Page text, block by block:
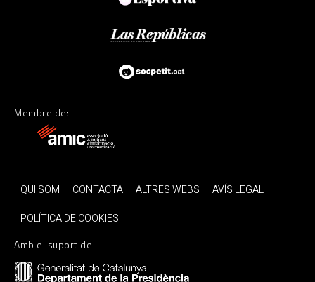
Membre de:
QUI SOM CONTACTA ALTRES WEBS
AVÍS LEGAL
POLÍTICA DE COOKIES
Amb el suport de